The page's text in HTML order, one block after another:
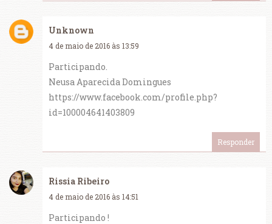
Unknown
4 de maio de 2016 às 13:59
Participando.
Neusa Aparecida Domingues
https://www.facebook.com/profile.php?
id=100004641403809
Responder
Rissia Ribeiro
4 de maio de 2016 às 14:51
Participando !